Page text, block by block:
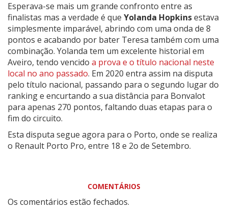
Esperava-se mais um grande confronto entre as
finalistas mas a verdade é que Yolanda Hopkinsestava
simplesmente imparável, abrindo com uma onda de 8
pontos e acabando por bater Teresa também com uma
combinação. Yolanda tem um excelente historial em
Aveiro, tendo vencido a prova e o título nacional neste
local no ano passado. Em 2020 entra assim na disputa
pelo título nacional, passando para o segundo lugar do
ranking e encurtando a sua distância para Bonvalot
para apenas 270 pontos, faltando duas etapas para o
fim do circuito.
Esta disputa segue agora para o Porto, onde se realiza
o Renault Porto Pro, entre 18 e 2o de Setembro.
COMENTÁRIOS
Os comentários estão fechados.